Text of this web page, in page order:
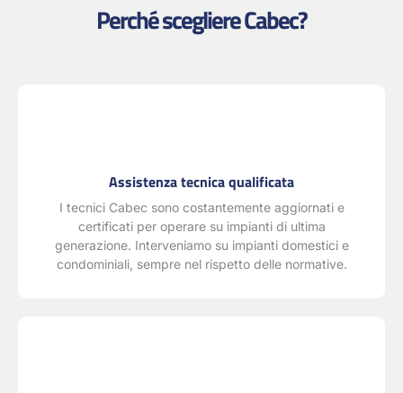
Perché scegliere Cabec?
Assistenza tecnica qualificata
I tecnici Cabec sono costantemente aggiornati e
certificati per operare su impianti di ultima
generazione. Interveniamo su impianti domestici e
condominiali, sempre nel rispetto delle normative.